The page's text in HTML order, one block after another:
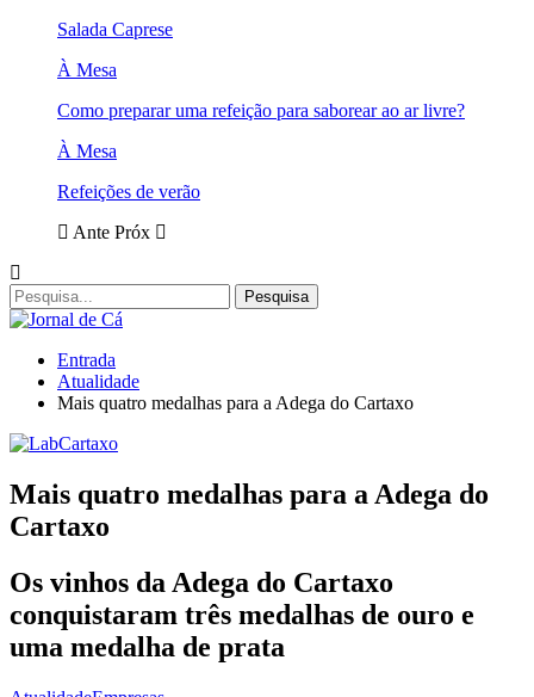
Salada Caprese
À Mesa
Como preparar uma refeição para saborear ao ar livre?
À Mesa
Refeições de verão
Ante Próx
Entrada
Atualidade
Mais quatro medalhas para a Adega do Cartaxo
Mais quatro medalhas para a Adega do
Cartaxo
Os vinhos da Adega do Cartaxo
conquistaram três medalhas de ouro e
uma medalha de prata